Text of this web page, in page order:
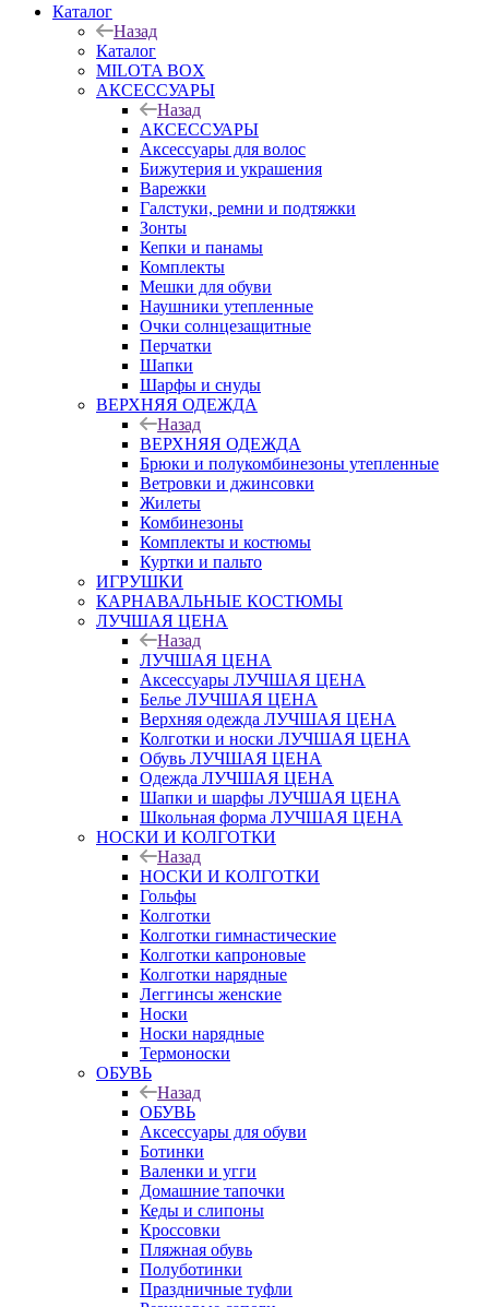
Каталог
Назад
Каталог
MILOTA BOX
АКСЕССУАРЫ
Назад
АКСЕССУАРЫ
Аксессуары для волос
Бижутерия и украшения
Варежки
Галстуки, ремни и подтяжки
Зонты
Кепки и панамы
Комплекты
Мешки для обуви
Наушники утепленные
Очки солнцезащитные
Перчатки
Шапки
Шарфы и снуды
ВЕРХНЯЯ ОДЕЖДА
Назад
ВЕРХНЯЯ ОДЕЖДА
Брюки и полукомбинезоны утепленные
Ветровки и джинсовки
Жилеты
Комбинезоны
Комплекты и костюмы
Куртки и пальто
ИГРУШКИ
КАРНАВАЛЬНЫЕ КОСТЮМЫ
ЛУЧШАЯ ЦЕНА
Назад
ЛУЧШАЯ ЦЕНА
Аксессуары ЛУЧШАЯ ЦЕНА
Белье ЛУЧШАЯ ЦЕНА
Верхняя одежда ЛУЧШАЯ ЦЕНА
Колготки и носки ЛУЧШАЯ ЦЕНА
Обувь ЛУЧШАЯ ЦЕНА
Одежда ЛУЧШАЯ ЦЕНА
Шапки и шарфы ЛУЧШАЯ ЦЕНА
Школьная форма ЛУЧШАЯ ЦЕНА
НОСКИ И КОЛГОТКИ
Назад
НОСКИ И КОЛГОТКИ
Гольфы
Колготки
Колготки гимнастические
Колготки капроновые
Колготки нарядные
Леггинсы женские
Носки
Носки нарядные
Термоноски
ОБУВЬ
Назад
ОБУВЬ
Аксессуары для обуви
Ботинки
Валенки и угги
Домашние тапочки
Кеды и слипоны
Кроссовки
Пляжная обувь
Полуботинки
Праздничные туфли